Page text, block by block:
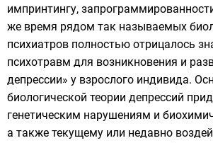
импринтингу,
же время рядом так называемых
психиатров полностью отрицалось
психотравм для возникновения и
депрессии» у взрослого индивида.
биологической теории депрессий
генетическим нарушениям и
а также текущему или недавно